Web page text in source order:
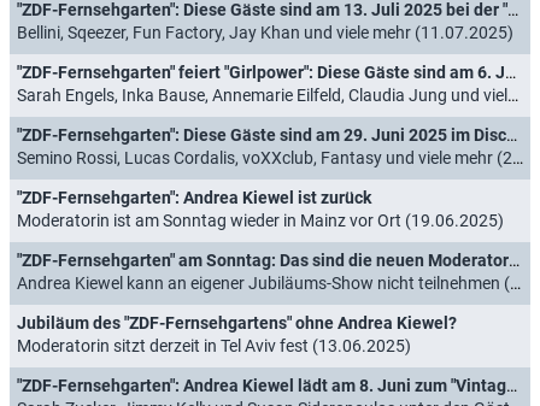
"ZDF-Fernsehgarten": Diese Gäste sind am 13. Juli 2025 bei der "Sommer Dance Party" dabei
Bellini, Sqeezer, Fun Factory, Jay Khan und viele mehr (11.07.2025)
"ZDF-Fernsehgarten" feiert "Girlpower": Diese Gäste sind am 6. Juli 2025 dabei
Sarah Engels, Inka Bause, Annemarie Eilfeld, Claudia Jung und viele mehr (04.07.2025)
"ZDF-Fernsehgarten": Diese Gäste sind am 29. Juni 2025 im Discofox-Fieber
Semino Rossi, Lucas Cordalis, voXXclub, Fantasy und viele mehr (27.06.2025)
"ZDF-Fernsehgarten": Andrea Kiewel ist zurück
Moderatorin ist am Sonntag wieder in Mainz vor Ort (19.06.2025)
"ZDF-Fernsehgarten" am Sonntag: Das sind die neuen Moderatoren
Andrea Kiewel kann an eigener Jubiläums-Show nicht teilnehmen (14.06.2025)
Jubiläum des "ZDF-Fernsehgartens" ohne Andrea Kiewel?
Moderatorin sitzt derzeit in Tel Aviv fest (13.06.2025)
"ZDF-Fernsehgarten": Andrea Kiewel lädt am 8. Juni zum "Vintage Flohmarkt"